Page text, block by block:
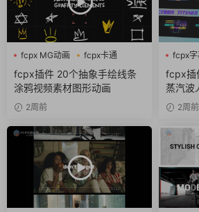
fcpx MG动画
fcpx卡通
fcpx图形动画
fcpx插件 20个抽象手绘线条
涂鸦视频素材图形动画
2周前
fcpx字
fcpx片
fcpx插
蒸汽波
2周前